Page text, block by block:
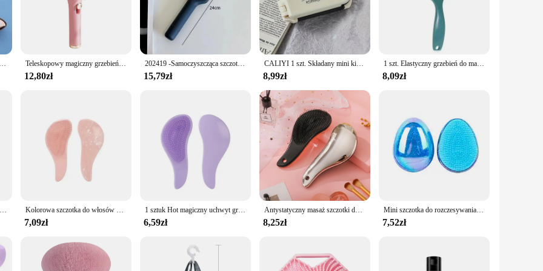
a revolution in hair care. Designed with a detachable, non-sticking bristle brush, this comb ensures that your hair is detangled and
a non-slip grip provides a comfortable and secure hold, making it perfect for both professional stylists and home users. Whether
makes it an indispensable part of your hair care routine.
to last. It can withstand high temperatures up to 160°C (320°F), making it suitable for use with hot styling tools. The robust
even after prolonged use. The detachable brush is also made from durable materials, ensuring that it remains effective and easy
making it suitable for a variety of hair lengths and thicknesses. This feature not only makes it convenient for styling but also
size make it a perfect travel companion, ensuring that you can maintain your hairstyle on the go. Its versatility and convenience
CALIYI Mango gładki grzebień do włosów szczotka TT grzebień profesjonalna szczotka do masażu wiosło szczotka do rozczesywania do mokrych, suchych, kręconych, grubych włosów Teleskopowy magiczny grzebień grzebień do czyszczenia skóry głowy przenośny antystatyczny grzebień do włosów czyszczenie szczotka do włosów stylizacja włosów
12,80zł
202419 -Samoczyszcząca szczotka do włosów Damska szczotka do włosów Czyszczenie jednym przyciskiem Wypadanie włosów Poduszka powietrzna Grzebień do masażu skóry głowy Antystatyczna szczotka do włosów
15,79zł
CALIYI 1 szt. Składany mini kieszonkowy grzebień do włosów z lusterkiem przenośny grzebień masujący szczotka do salonu podróżnego narzędzia do stylizacji makijażu na świeżym powietrzu
8,99zł
1 szt. Elastyczny grzebień do masażu drążona szczotka do włosów grzebienie do masażu skóry głowy stylizacja włosów Detangler szybkie suszenie urządzenie do rozczesywania
8,09zł
Usuwanie łupieżu Grzebienie do włosów na skórze głowy Grzebień do włosów Samoczyszczące antystatyczne szczotki do masażu Narzędzia do stylizacji w salonie fryzjerskim Kolorowa szczotka do włosów dla dzieci i kobiet Błyszczący grzebień do włosów Anti-knot TT Redukcja wypadania włosów Szczotka do rozczesywania Grzebień do masażu skóry głowy Peine
7,09zł
1 sztuk Hot magiczny uchwyt grzebień anty statyczna masująca szczotka do włosów Tangle Detangle prysznic masaż szczotka do włosów grzebień urządzenie do stylizacji włosów
6,59zł
Antystatyczny masaż szczotki do włosów plątanina rozczesywania poduszka powietrzna grzebień do włosów Salon fryzjerski narzędzie do układania włosów fryzjerski
8,25zł
Mini szczotka do rozczesywania włosów jajko okrągły kształt masaż skóry głowy szczotka do włosów splątany grzebień do włosów Salon fryzjerski grzebień do stylizacji włosów podróż
7,52zł